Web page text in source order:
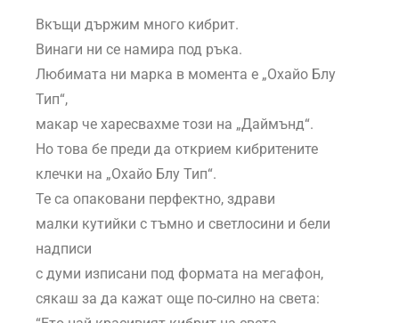
Вкъщи държим много кибрит.
Винаги ни се намира под ръка.
Любимата ни марка в момента е „Охайо Блу
Тип“,
макар че харесвахме този на „Даймънд“.
Но това бе преди да открием кибритените
клечки на „Охайо Блу Тип“.
Те са опаковани перфектно, здрави
малки кутийки с тъмно и светлосини и бели
надписи
с думи изписани под формата на мегафон,
сякаш за да кажат още по-силно на света: